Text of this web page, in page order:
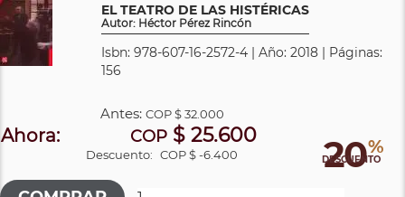
EL TEATRO DE LAS HISTÉRICAS
Autor: Héctor Pérez Rincón
Isbn: 978-607-16-2572-4 | Año: 2018 | Páginas:
156
20%
DESCUENTO
Antes: COP$ 32.000
Ahora: COP $ 25.600
Descuento: COP $ -6.400